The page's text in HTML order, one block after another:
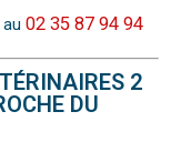
02 35 87 94 94
2
DU